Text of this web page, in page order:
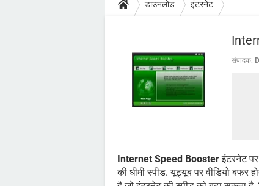
डाउनलोड इंटरनेट
संपादक:
Internet Speed Boosterइंटरनेट
की धीमी स्पीड. यूट्यूब पर वीडियो बफर